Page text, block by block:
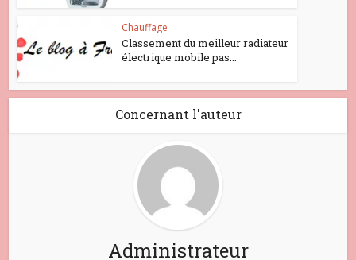
Chauffage
Classement du meilleur radiateur
électrique mobile pas...
Concernant l'auteur
Administrateur